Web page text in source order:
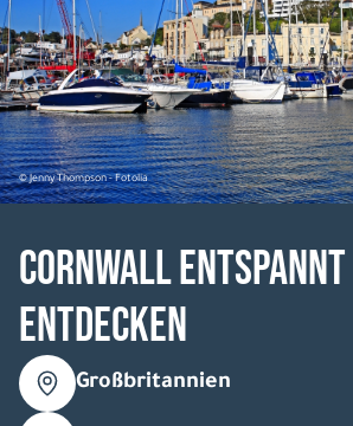
© Jenny Thompson - Fotolia
Cornwall entspannt
entdecken
Großbritannien